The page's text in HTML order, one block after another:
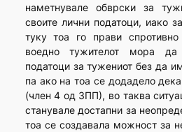
наметнувале обврски за
своите лични податоци, иако
туку тоа го прави
воедно тужителот мора да
податоци за тужениот без да
па ако на тоа се додадело
(член 4 од ЗПП), во таква
станувале достапни за
тоа се создавала можност за